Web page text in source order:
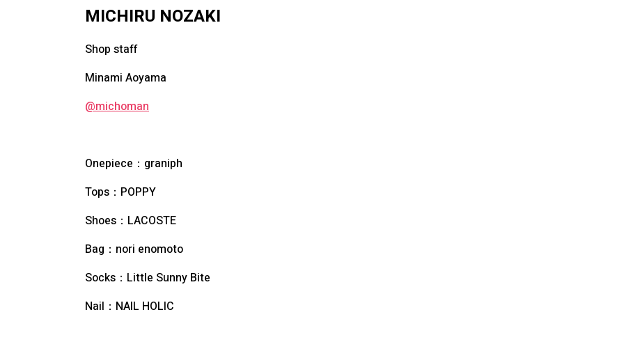
MICHIRU NOZAKI
Shop staff
Minami Aoyama
@michoman
Onepiece：graniph
Tops：POPPY
Shoes：LACOSTE
Bag：nori enomoto
Socks：Little Sunny Bite
Nail：NAIL HOLIC